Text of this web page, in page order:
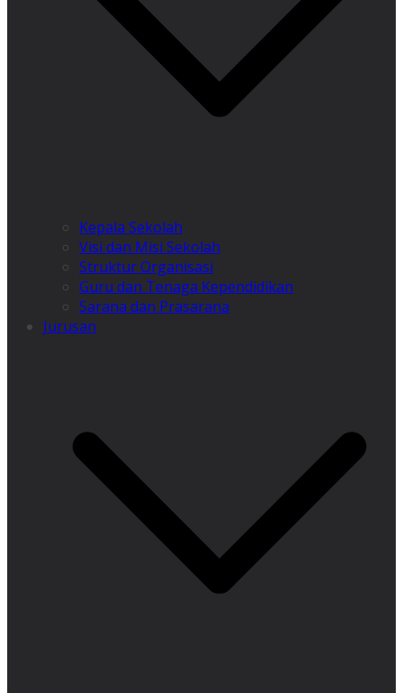
Kepala Sekolah
Visi dan Misi Sekolah
Struktur Organisasi
Guru dan Tenaga Kependidikan
Sarana dan Prasarana
Jurusan